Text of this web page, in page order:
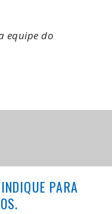
equipe do
PARA